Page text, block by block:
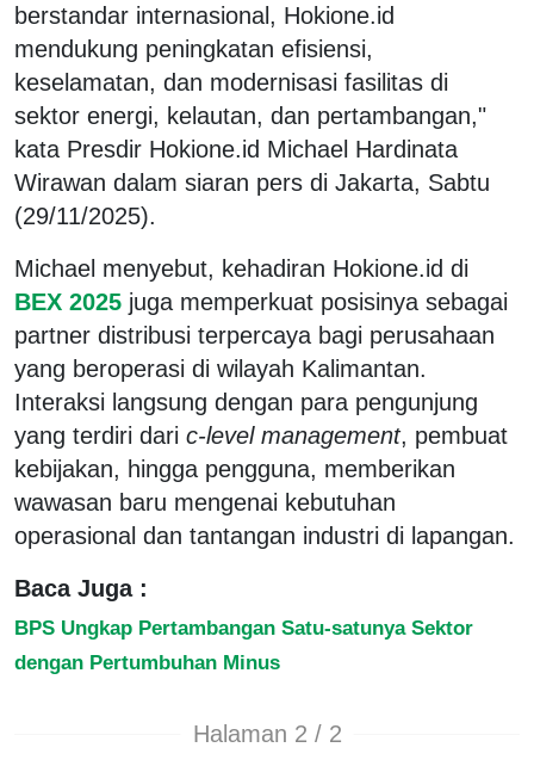
berstandar internasional, Hokione.id
mendukung peningkatan efisiensi,
keselamatan, dan modernisasi fasilitas di
sektor energi, kelautan, dan pertambangan,"
kata Presdir Hokione.id Michael Hardinata
Wirawan dalam siaran pers di Jakarta, Sabtu
(29/11/2025).
Michael menyebut, kehadiran Hokione.id di
BEX 2025 juga memperkuat posisinya sebagai
partner distribusi terpercaya bagi perusahaan
yang beroperasi di wilayah Kalimantan.
Interaksi langsung dengan para pengunjung
yang terdiri dari c-level management, pembuat
kebijakan, hingga pengguna, memberikan
wawasan baru mengenai kebutuhan
operasional dan tantangan industri di lapangan.
Baca Juga :
BPS Ungkap Pertambangan Satu-satunya Sektor
dengan Pertumbuhan Minus
Halaman 2 / 2